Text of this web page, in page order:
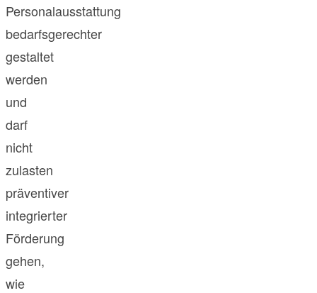
Personalausstattung
bedarfsgerechter
gestaltet
werden
und
darf
nicht
zulasten
präventiver
integrierter
Förderung
gehen,
wie